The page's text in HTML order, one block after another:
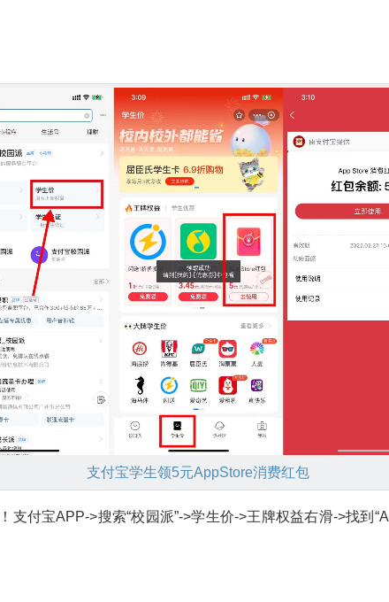
支付宝学生领5元AppStore消费红包
支付宝APP->搜索“校园派”->学生价->王牌权益右滑->找到